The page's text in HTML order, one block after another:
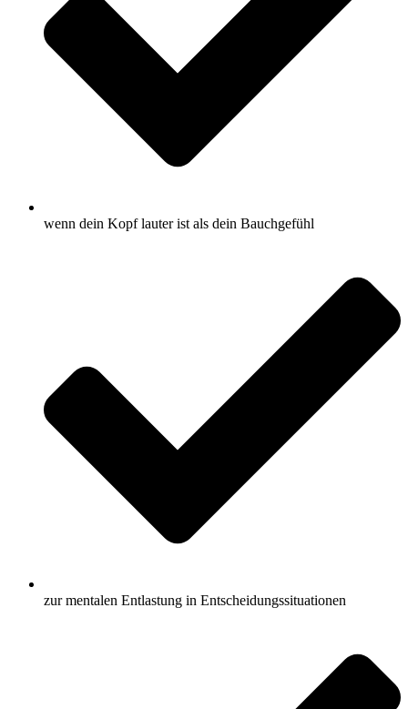
wenn dein Kopf lauter ist als dein Bauchgefühl
zur mentalen Entlastung in Entscheidungssituationen